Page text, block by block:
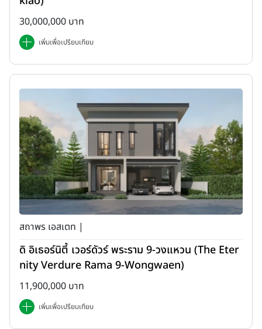
30,000,000 บาท
เพิ่มเพื่อเปรียบเทียบ
สถาพร เอสเตท |
ดิ อิเธอร์นิตี้ เวอร์ดัวร์ พระราม 9-วงแหวน (The Eter
nity Verdure Rama 9-Wongwaen)
11,900,000 บาท
เพิ่มเพื่อเปรียบเทียบ